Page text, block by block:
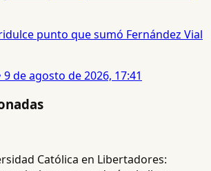
punto que sumó Fernández Vial
9 de agosto de 2026, 17:41